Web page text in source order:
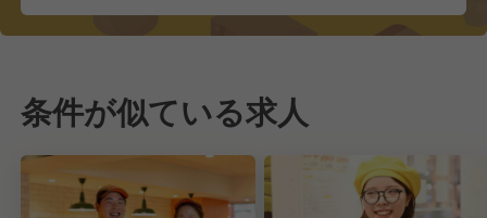
条件が似ている求人